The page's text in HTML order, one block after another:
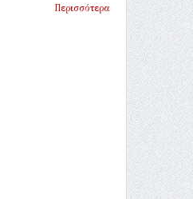
Περισσότερα